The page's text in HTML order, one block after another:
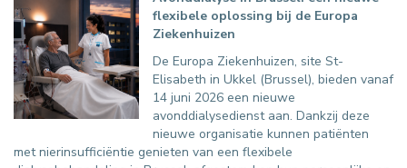
flexibele oplossing bij de Europa
Ziekenhuizen
De Europa Ziekenhuizen, site St-
Elisabeth in Ukkel (Brussel), bieden vanaf
14 juni 2026 een nieuwe
avonddialysedienst aan. Dankzij deze
nieuwe organisatie kunnen patiënten
met nierinsufficiëntie genieten van een flexibele